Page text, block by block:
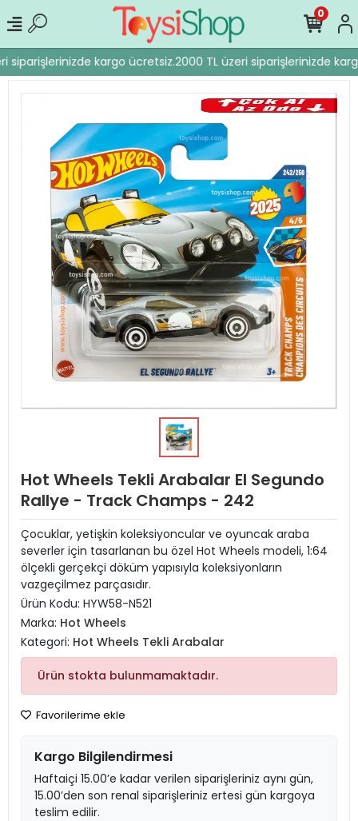
siparişlerinizde kargo ücretsiz.2000 TL üzeri siparişlerinizde
0
Hot Wheels Tekli Arabalar El Segundo
Rallye - Track Champs - 242
Çocuklar, yetişkin koleksiyoncular ve oyuncak araba
severler için tasarlanan bu özel Hot Wheels modeli, 1:64
ölçekli gerçekçi döküm yapısıyla koleksiyonların
vazgeçilmez parçasıdır.
Ürün Kodu: HYW58-N521
Marka: Hot Wheels
Kategori: Hot Wheels Tekli Arabalar
Ürün stokta bulunmamaktadır.
Favorilerime ekle
Kargo Bilgilendirmesi
Haftaiçi 15.00’e kadar verilen siparişleriniz aynı gün,
15.00’den son renal siparişleriniz ertesi gün kargoya
teslim edilir.